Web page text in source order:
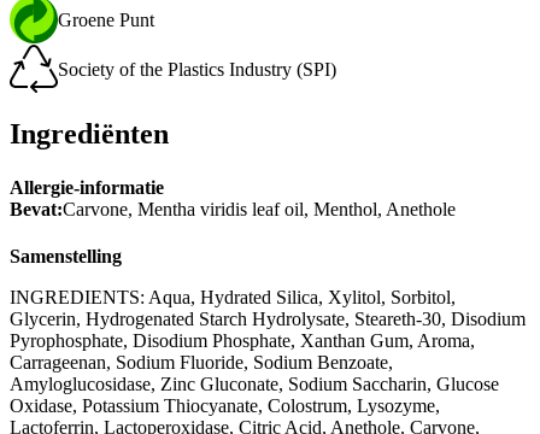
Groene Punt
Society of the Plastics Industry (SPI)
Ingrediënten
Allergie-informatie
Bevat:Carvone, Mentha viridis leaf oil, Menthol, Anethole
Samenstelling
INGREDIENTS: Aqua, Hydrated Silica, Xylitol, Sorbitol,
Glycerin, Hydrogenated Starch Hydrolysate, Steareth-30, Disodium
Pyrophosphate, Disodium Phosphate, Xanthan Gum, Aroma,
Carrageenan, Sodium Fluoride, Sodium Benzoate,
Amyloglucosidase, Zinc Gluconate, Sodium Saccharin, Glucose
Oxidase, Potassium Thiocyanate, Colostrum, Lysozyme,
Lactoferrin, Lactoperoxidase, Citric Acid, Anethole, Carvone,